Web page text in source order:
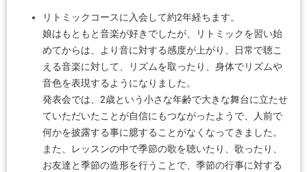
リトミックコースに入会して約2年経ちます。
娘はもともと音楽が好きでしたが、リトミックを習い始
めてからは、より音に対する感度が上がり、日常で聴こ
える音楽に対して、リズムを取ったり、身体でリズムや
音色を表現するようになりました。
発表会では、2歳という小さな年齢で大きな舞台に立たせ
ていただいたことが自信にもつながったようで、人前で
何かを披露する事に臆することがなくなってきました。
また、レッスンの中で季節の歌を聴いたり、歌ったり、
お友達と季節の造形を行うことで、季節の行事に対する